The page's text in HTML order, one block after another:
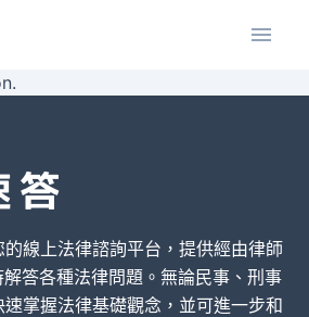
線上法律諮詢平台，提供經由律師
答各種法律問題。無論民事、刑事
掌握法律基礎觀念，並可進一步和